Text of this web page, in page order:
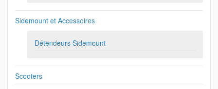
Sidemount et Accessoires
Détendeurs Sidemount
Scooters